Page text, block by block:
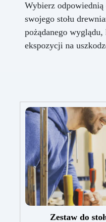
Wybierz
swojego stołu
pożądanego
ekspozycji na
Zestaw do